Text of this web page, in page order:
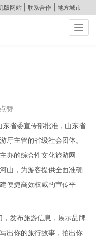
版网站 联系合作 地方城市
赞
省委宣传部批准，山东省
厅主管的省级社会团体。
办的综合性文化旅游网
山，为游客提供全面准确
便捷高效权威的宣传平
发布旅游信息，展示品牌
出你的旅行故事，拍出你